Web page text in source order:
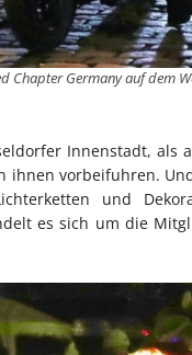
Chapter Germany auf dem
Innenstadt, als
ihnen vorbeifuhren.
und
es sich um die